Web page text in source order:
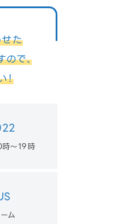
た
で、
！
時〜19時
ム